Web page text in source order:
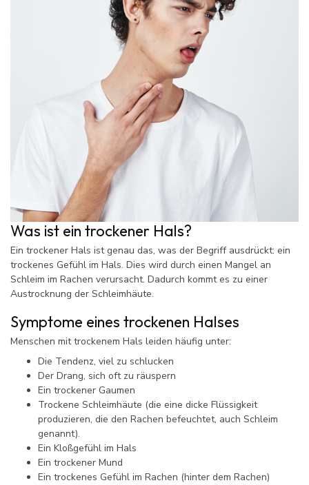
Was ist ein trockener Hals?
Ein trockener Hals ist genau das, was der Begriff ausdrückt: ein
trockenes Gefühl im Hals. Dies wird durch einen Mangel an
Schleim im Rachen verursacht. Dadurch kommt es zu einer
Austrocknung der Schleimhäute.
Symptome eines trockenen Halses
Menschen mit trockenem Hals leiden häufig unter:
Die Tendenz, viel zu schlucken
Der Drang, sich oft zu räuspern
Ein trockener Gaumen
Trockene Schleimhäute (die eine dicke Flüssigkeit
produzieren, die den Rachen befeuchtet, auch Schleim
genannt).
Ein Kloßgefühl im Hals
Ein trockener Mund
Ein trockenes Gefühl im Rachen (hinter dem Rachen)